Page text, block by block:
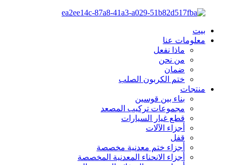
بيت
معلومات عنا
ماذا نفعل
من نحن
ضمان
ختم الكربون الصلب
منتجات
بناء بين قوسين
مجموعات تركيب المصعد
قطع غيار السيارات
أجزاء الآلات
قفل
أجزاء ختم معدنية مخصصة
أجزاء الانحناء المعدنية المخصصة